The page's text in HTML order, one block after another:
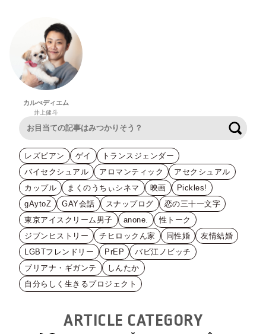
カルぺディエム
井上健斗
レズビアン ゲイ
トランスジェンダー
バイセクシュアル
アロマンティック
アセクシュアル
カップル
まくのうちぃシネマ 映画
Pickles!
gAytoZ
GAY会話 スナップログ
恋の三十一文字
東京アイスクリーム男子
anone.
性トーク
ジブンヒストリー
チヒロックん家 同性婚
友情結婚
LGBTフレンドリー
PrEP
バビ江ノビッチ
ブリアナ・ギガンテ
しんたか
自分らしく生きるプロジェクト
ARTICLE CATEGORY